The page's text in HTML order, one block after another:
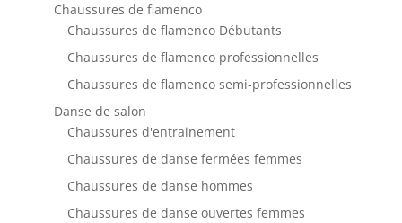
Chaussures de flamenco
Chaussures de flamenco Débutants
Chaussures de flamenco professionnelles
Chaussures de flamenco semi-professionnelles
Danse de salon
Chaussures d'entrainement
Chaussures de danse fermées femmes
Chaussures de danse hommes
Chaussures de danse ouvertes femmes